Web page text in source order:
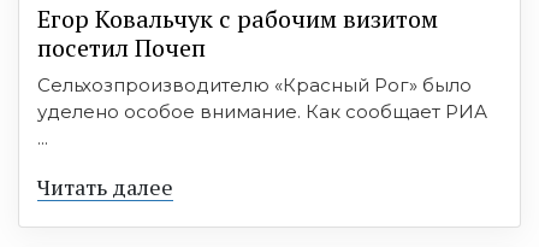
Егор Ковальчук с рабочим визитом
посетил Почеп
Сельхозпроизводителю «Красный Рог» было
уделено особое внимание. Как сообщает РИА
...
Читать далее